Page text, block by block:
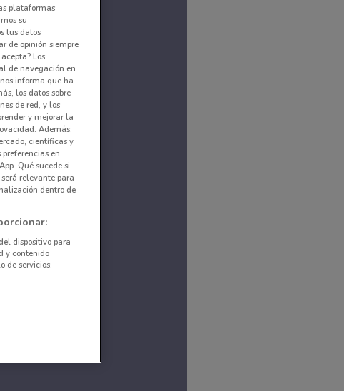
plataformas
su
tus datos
de opinión siempre
Los
de navegación en
informa que ha
los datos sobre
de red, y los
y mejorar la
Además,
científicas y
en
Qué sucede si
relevante para
dentro de
dispositivo para
y contenido
de servicios.